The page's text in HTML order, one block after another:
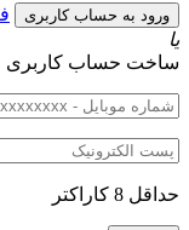
یا
ساخت حساب کاربری
حداقل 8 کاراکتر